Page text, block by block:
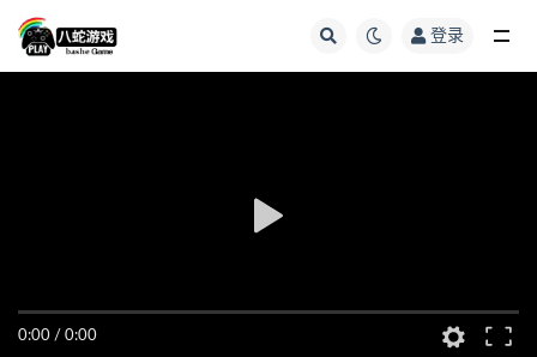
登录
0:00 / 0:00